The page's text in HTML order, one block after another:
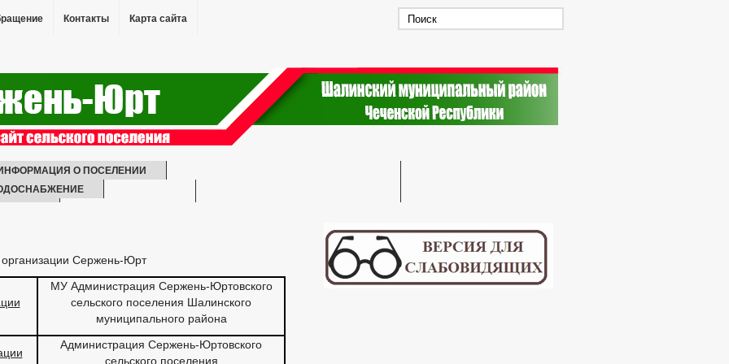
Контакты Карта сайта
О ПОСЕЛЕНИИ
ПОРЯДОК ПОСТУПЛЕНИЯ ГРАЖДАН НА МУНИЦИПАЛЬНУЮ СЛУЖБУ
КАДРОВЫЙ РЕЗЕРВ
КВАЛИФИКАЦИОННЫЕ ТРЕБОВАНИЯ
СВЕДЕНИЯ О ВАКАНТНЫХ ДОЛЖНОСТЯХ
ОРГАНИЗАЦИИ
ПЛАН БЛАГОУСТРОЙСТВО
НОРМАТИВЫ
организации Сержень-Юрт
МУ Администрация Сержень-Юртовского
сельского поселения Шалинского
муниципального района
Администрация Сержень-Юртовского
сельского поселения